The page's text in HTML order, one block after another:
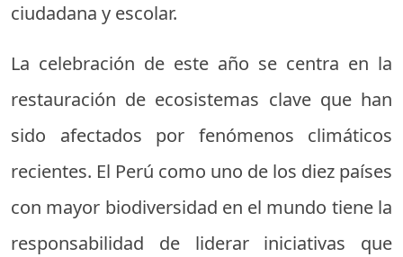
ciudadana y escolar.
La celebración de este año se centra en la
restauración de ecosistemas clave que han
sido afectados por fenómenos climáticos
recientes. El Perú como uno de los diez países
con mayor biodiversidad en el mundo tiene la
responsabilidad de liderar iniciativas que